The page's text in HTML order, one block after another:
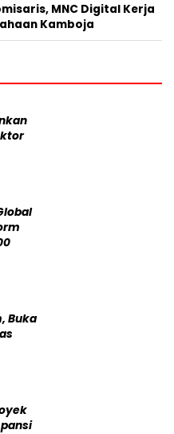
MNC Digital Kerja
Kamboja
Buka